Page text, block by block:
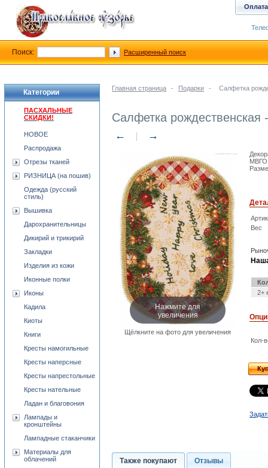
Главная страница - Подарки - Салфетка
Салфетка рождественская
← →
Нажмите для
увеличения
Щёлкните на фото для увеличения
МВГО
Вес
2+
Кол-
Также покупают Отзывы
Категории
ПАСХАЛЬНЫЕ
СКИДКИ!
НОВОЕ
Распродажа
Отрезы тканей
РИЗНИЦА (на пошив)
Одежда (русский
стиль)
Вышивка
Дарохранительницы
Дикирий и трикирий
Закладки
Изделия из кожи
Иконные полки
Иконы
Кадила
Киоты
Книги
Кресты намогильные
Кресты наперсные
Кресты напрестольные
Кресты нательные
Ладан и благовония
Лампады и
кронштейны
Лампадные стаканчики
Материалы для
облачений
Оплата
Поиск: Расширенный поиск